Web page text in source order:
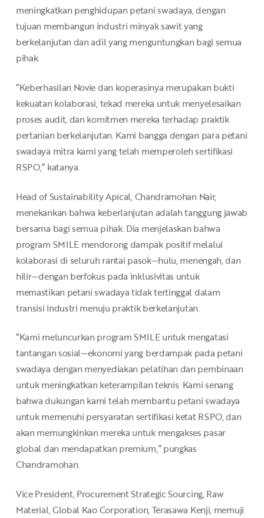
meningkatkan penghidupan petani swadaya, dengan
tujuan membangun industri minyak sawit yang
berkelanjutan dan adil yang menguntungkan bagi semua
pihak.
“Keberhasilan Novie dan koperasinya merupakan bukti
kekuatan kolaborasi, tekad mereka untuk menyelesaikan
proses audit, dan komitmen mereka terhadap praktik
pertanian berkelanjutan. Kami bangga dengan para petani
swadaya mitra kami yang telah memperoleh sertifikasi
RSPO,” katanya.
Head of Sustainability Apical, Chandramohan Nair,
menekankan bahwa keberlanjutan adalah tanggung jawab
bersama bagi semua pihak. Dia menjelaskan bahwa
program SMILE mendorong dampak positif melalui
kolaborasi di seluruh rantai pasok—hulu, menengah, dan
hilir—dengan berfokus pada inklusivitas untuk
memastikan petani swadaya tidak tertinggal dalam
transisi industri menuju praktik berkelanjutan.
“Kami meluncurkan program SMILE untuk mengatasi
tantangan sosial—ekonomi yang berdampak pada petani
swadaya dengan menyediakan pelatihan dan pembinaan
untuk meningkatkan keterampilan teknis. Kami senang
bahwa dukungan kami telah membantu petani swadaya
untuk memenuhi persyaratan sertifikasi ketat RSPO, dan
akan memungkinkan mereka untuk mengakses pasar
global dan mendapatkan premium,” pungkas
Chandramohan.
Vice President, Procurement Strategic Sourcing, Raw
Material, Global Kao Corporation, Terasawa Kenji, memuji